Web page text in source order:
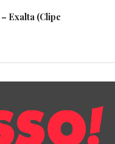
Exalta (Clipe